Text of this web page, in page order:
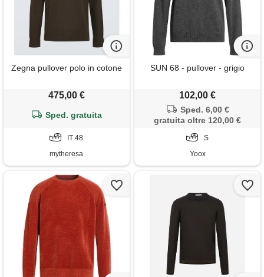
Zegna pullover polo in cotone
475,00 €
Sped. gratuita
IT 48
mytheresa
SUN 68 - pullover - grigio
102,00 €
Sped. 6,00 €
gratuita oltre 120,00 €
S
Yoox